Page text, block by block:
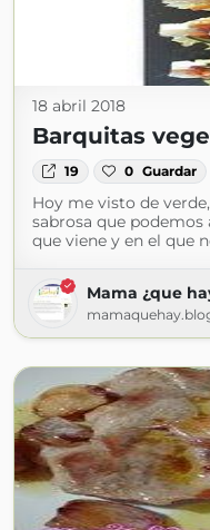
18 abril 2018
Barquitas
19 0 Guardar
Hoy me visto de
sabrosa que
que viene y en el que
Mama ¿que